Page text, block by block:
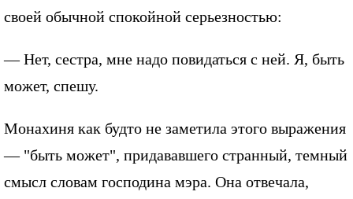
своей обычной спокойной серьезностью:
— Нет, сестра, мне надо повидаться с ней. Я, быть
может, спешу.
Монахиня как будто не заметила этого выражения
— "быть может", придававшего странный, темный
смысл словам господина мэра. Она отвечала,